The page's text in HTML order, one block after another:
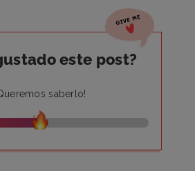
este post?
saberlo!